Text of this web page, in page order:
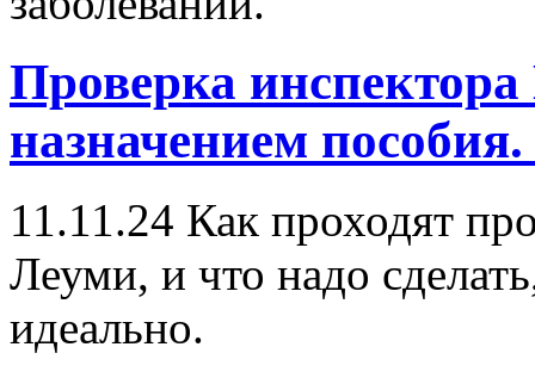
Проверка
назначением
11.11.24 Как проходят
Леуми, и что надо
идеально.